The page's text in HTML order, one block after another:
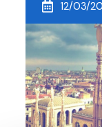
12/03/